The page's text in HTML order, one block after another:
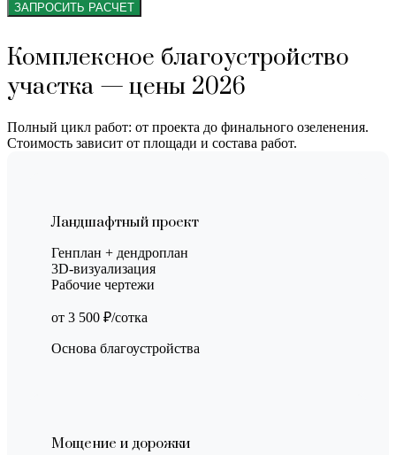
ЗАПРОСИТЬ РАСЧЕТ
Комплексное благоустройство
участка — цены 2026
Полный цикл работ: от проекта до финального озеленения.
Стоимость зависит от площади и состава работ.
Ландшафтный проект
Генплан + дендроплан
3D-визуализация
Рабочие чертежи
от 3 500 ₽/сотка
Основа благоустройства
Мощение и дорожки